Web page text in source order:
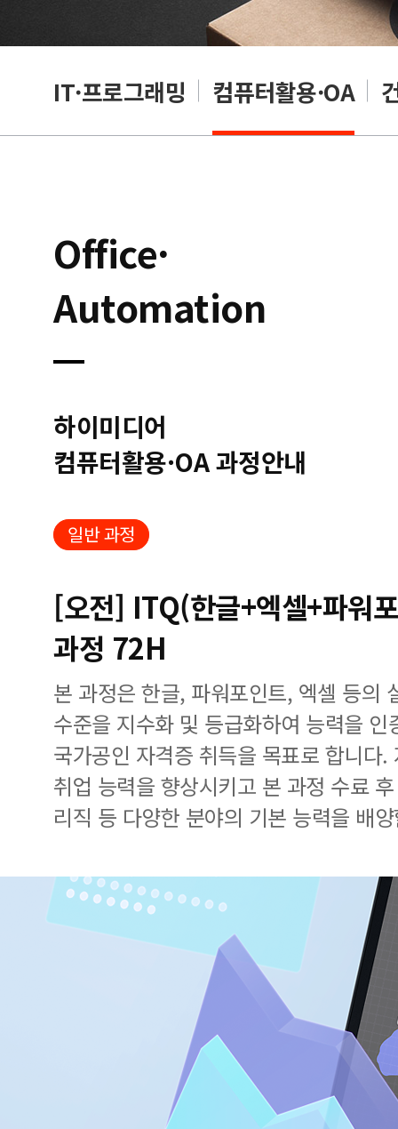
IT·프로그래밍 컴퓨터활용·OA
Office·
Automation
하이미디어
컴퓨터활용·OA 과정안내
일반 과정
[오전] ITQ(한글+엑셀+파워
과정 72H
본 과정은 한글, 파워포인트, 엑셀 등의
수준을 지수화 및 등급화하여 능력을 인
국가공인 자격증 취득을 목표로 합니다
취업 능력을 향상시키고 본 과정 수료
리직 등 다양한 분야의 기본 능력을 배